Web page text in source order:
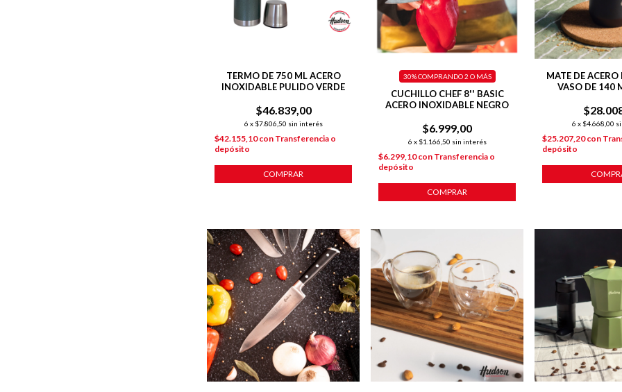
TERMO DE 750 ML ACERO
INOXIDABLE PULIDO VERDE
$46.839,00
6 x $7.806,50 sin interés
$42.155,10con Transferencia o
depósito
COMPRAR
CUCHILLO CHEF 8'' BASIC
ACERO INOXIDABLE NEGRO
$6.999,00
6 x $1.166,50 sin interés
30%COMPRANDO 2 O MÁS
$6.299,10con Transferencia o
depósito
COMPRAR
MATE DE
VASO DE 140
6 x $4.668,00
$25.207,20con
depósito